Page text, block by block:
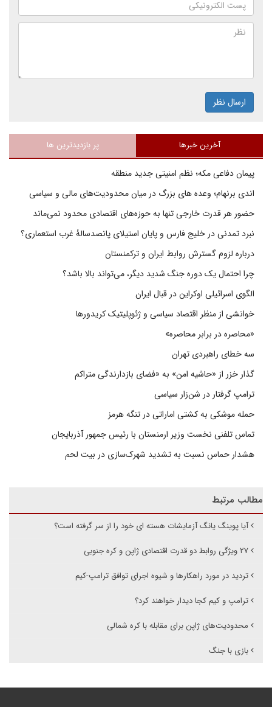
ارسال نظر
آخرین خبرها پر بازدیدترین ها
پیمان دفاعی مکه؛ نظم امنیتی جدید منطقه
اندی برنهام؛ وعده های بزرگ در میان محدودیت‌های مالی و سیاسی
حضور هر قدرت خارجی تنها به حوزه‌های اقتصادی محدود نمی‌ماند
نبرد تمدنی در خلیج فارس و پایان استیلای پانصدسالۀ غرب استعماری؟
درباره لزوم گسترش روابط ایران و ترکمنستان
چرا احتمال یک دوره جنگ شدید دیگر، می‌تواند بالا باشد؟
الگوی اسرائیلی اوکراین در قبال ایران
خوانشی از منظر اقتصاد سیاسی و ژئوپلیتیک کریدورها
«محاصره در برابر محاصره»
سه خطای راهبردی تهران
گذار خزر از «حاشیه امن» به «فضای بازدارندگی متراکم
ترامپ گرفتار در شن‌زار سیاسی
حمله موشکی به کشتی اماراتی در تنگه هرمز
تماس تلفنی نخست وزیر ارمنستان با رئیس جمهور آذربایجان
هشدار حماس نسبت به تشدید شهرک‌سازی در بیت‌ لحم
مطالب مرتبط
آیا پوینگ یانگ آزمایشات هسته ای خود را از سر گرفته است؟
۲۷ ویژگی روابط دو قدرت اقتصادی ژاپن و کره جنوبی
تردید در مورد راهکارها و شیوه اجرای توافق ترامپ-کیم
ترامپ و کیم کجا دیدار خواهند کرد؟
محدودیت‌های ژاپن برای مقابله با کره شمالی
بازی با جنگ